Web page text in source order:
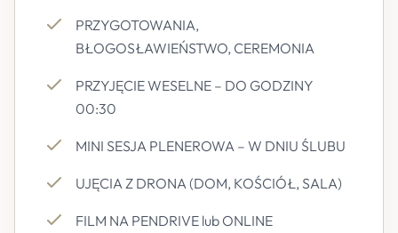
PRZYGOTOWANIA,
BŁOGOSŁAWIEŃSTWO, CEREMONIA
PRZYJĘCIE WESELNE – DO GODZINY
00:30
MINI SESJA PLENEROWA – W DNIU ŚLUBU
UJĘCIA Z DRONA (DOM, KOŚCIÓŁ, SALA)
FILM NA PENDRIVE lub ONLINE